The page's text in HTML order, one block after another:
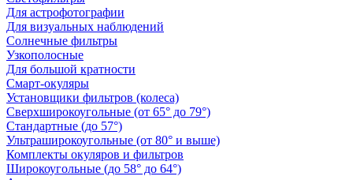
Для астрофотографии
Для визуальных наблюдений
Солнечные фильтры
Узкополосные
Для большой кратности
Смарт-окуляры
Установщики фильтров (колеса)
Сверхширокоугольные (от 65° до 79°)
Стандартные (до 57°)
Ультраширокоугольные (от 80° и выше)
Комплекты окуляров и фильтров
Широкоугольные (до 58° до 64°)